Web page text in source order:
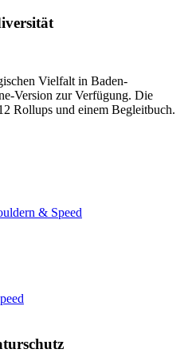
Vielfalt in Baden-
Version zur Verfügung. Die
Rollups und einem Begleitbuch.
& Speed